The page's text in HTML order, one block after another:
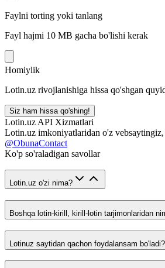
Faylni torting yoki tanlang
Fayl hajmi 10 MB gacha bo'lishi kerak
Homiylik
Lotin.uz rivojlanishiga hissa qo'shgan
Siz ham hissa qo'shing!
Lotin.uz API Xizmatlari
Lotin.uz imkoniyatlaridan o'z
@ObunaContact
Ko'p so'raladigan savollar
Lotin.uz o'zi nima?
Boshqa lotin-kirill, kirill-lotin tarjimonlaridan
Lotinuz saytidan qachon foydalansam bo'ladi?